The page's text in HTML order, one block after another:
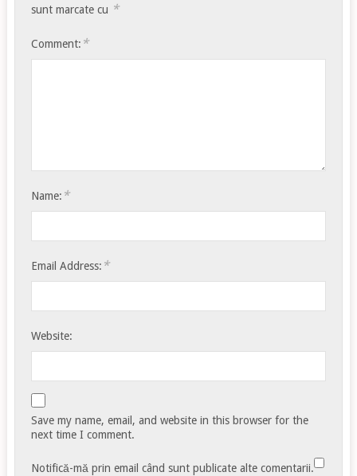
sunt marcate cu *
Comment: *
Name: *
Email Address: *
Website:
Save my name, email, and website in this browser for the
next time I comment.
Notifică-mă prin email când sunt publicate alte comentarii.